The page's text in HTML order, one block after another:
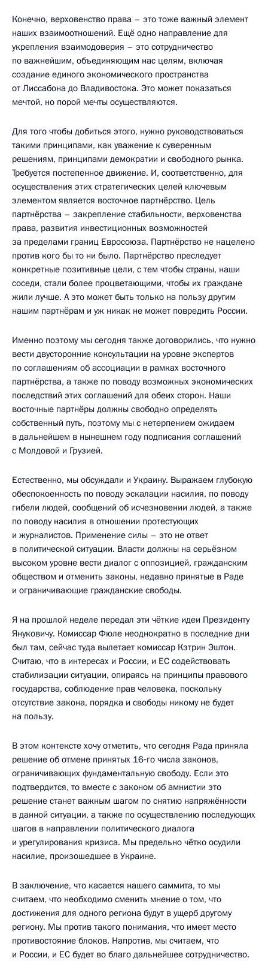
Конечно, верховенство права – это тоже важный элемент
наших взаимоотношений. Ещё одно направление для
укрепления взаимодоверия – это сотрудничество
по важнейшим, объединяющим нас целям, включая
создание единого экономического пространства
от Лиссабона до Владивостока. Это может показаться
мечтой, но порой мечты осуществляются.
Для того чтобы добиться этого, нужно руководствоваться
такими принципами, как уважение к суверенным
решениям, принципами демократии и свободного рынка.
Требуется постепенное движение. И, соответственно, для
осуществления этих стратегических целей ключевым
элементом является восточное партнёрство. Цель
партнёрства – закрепление стабильности, верховенства
права, развития инвестиционных возможностей
за пределами границ Евросоюза. Партнёрство не нацелено
против кого бы то ни было. Партнёрство преследует
конкретные позитивные цели, с тем чтобы страны, наши
соседи, стали более процветающими, чтобы их граждане
жили лучше. А это может быть только на пользу другим
нашим партнёрам и уж никак не может повредить России.
Именно поэтому мы сегодня также договорились, что нужно
вести двусторонние консультации на уровне экспертов
по соглашениям об ассоциации в рамках восточного
партнёрства, а также по поводу возможных экономических
последствий этих соглашений для обеих сторон. Наши
восточные партнёры должны свободно определять
собственный путь, поэтому мы с нетерпением ожидаем
в дальнейшем в нынешнем году подписания соглашений
с Молдовой и Грузией.
Естественно, мы обсуждали и Украину. Выражаем глубокую
обеспокоенность по поводу эскалации насилия, по поводу
гибели людей, сообщений об исчезновении людей, а также
по поводу насилия в отношении протестующих
и журналистов. Применение силы – это не ответ
в политической ситуации. Власти должны на серьёзном
высоком уровне вести диалог с оппозицией, гражданским
обществом и отменить законы, недавно принятые в Раде
и ограничивающие гражданские свободы.
Я на прошлой неделе передал эти чёткие идеи Президенту
Януковичу. Комиссар Фюле неоднократно в последние дни
был там, сейчас туда вылетает комиссар Кэтрин Эштон.
Считаю, что в интересах и России, и ЕС содействовать
стабилизации ситуации, опираясь на принципы правового
государства, соблюдение прав человека, поскольку
отсутствие закона, порядка и свободы никому не будет
на пользу.
В этом контексте хочу отметить, что сегодня Рада приняла
решение об отмене принятых 16‑го числа законов,
ограничивающих фундаментальную свободу. Если это
подтвердится, то вместе с законом об амнистии это
решение станет важным шагом по снятию напряжённости
в данной ситуации, а также по осуществлению последующих
шагов в направлении политического диалога
и урегулирования кризиса. Мы предельно чётко осудили
насилие, произошедшее в Украине.
В заключение, что касается нашего саммита, то мы
считаем, что необходимо сменить мнение о том, что
достижения для одного региона будут в ущерб другому
региону. Мы против такого понимания, что имеет место
противостояние блоков. Напротив, мы считаем, что
и России, и ЕС будет во благо дальнейшее сотрудничество.